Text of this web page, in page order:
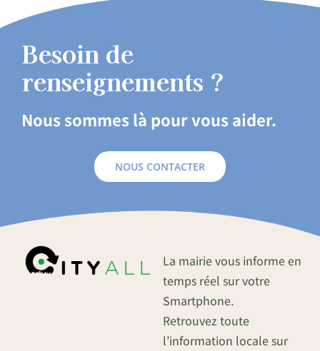
Besoin de
renseignements ?
Nous sommes là pour vous aider.
NOUS CONTACTER
La mairie vous informe en
temps réel sur votre
Smartphone.
Retrouvez toute
l’information locale sur